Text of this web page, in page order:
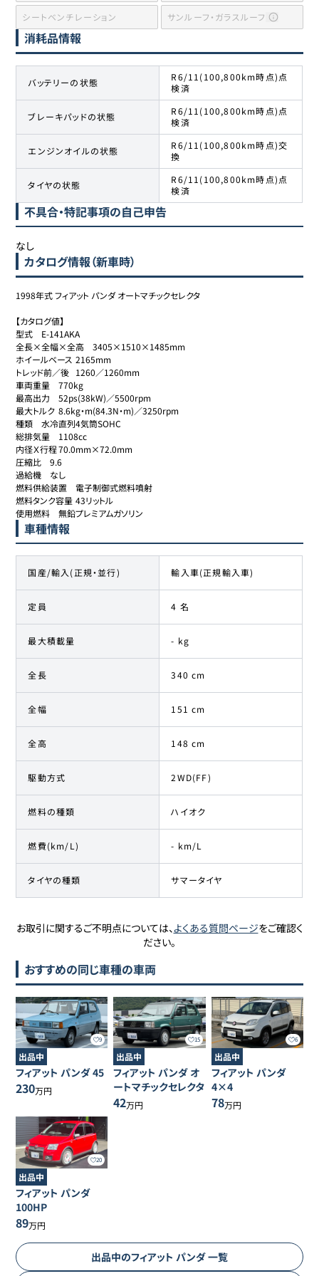
シートベンチレーション サンルーフ・ガラスルーフ
消耗品情報
バッテリーの状態
R6/11(100,800km時点)点
検済
ブレーキパッドの状態
R6/11(100,800km時点)点
検済
エンジンオイルの状態
R6/11(100,800km時点)交
換
タイヤの状態
R6/11(100,800km時点)点
検済
不具合・特記事項の自己申告
なし
カタログ情報（新車時）
1998年式 フィアット パンダ オートマチックセレクタ
【カタログ値】
型式	E-141AKA
全長×全幅×全高	3405×1510×1485mm
ホイールベース	2165mm
トレッド前／後	1260／1260mm
車両重量	770kg
最高出力	52ps(38kW)／5500rpm
最大トルク	8.6kg・m(84.3N・m)／3250rpm
種類	水冷直列4気筒SOHC
総排気量	1108cc
内径Ｘ行程	70.0mm×72.0mm
圧縮比	9.6
過給機	なし
燃料供給装置	電子制御式燃料噴射
燃料タンク容量	43リットル
使用燃料	無鉛プレミアムガソリン
車種情報
国産/輸入(正規・並行) 輸入車(正規輸入車)
定員 4 名
最大積載量 - kg
全長 340 cm
全幅 151 cm
全高 148 cm
駆動方式 2WD(FF)
燃料の種類 ハイオク
燃費(km/L) - km/L
タイヤの種類 サマータイヤ
お取引に関するご不明点については、よくある質問ページをご確認く
ださい。
おすすめの同じ車種の車両
9
出品中
フィアット パンダ45
230万円
15
出品中
フィアット パンダ オ
ートマチックセレクタ
42万円
6
出品中
フィアット パンダ
4×4
78万円
20
出品中
フィアット パンダ
100HP
89万円
出品中のフィアット パンダ一覧